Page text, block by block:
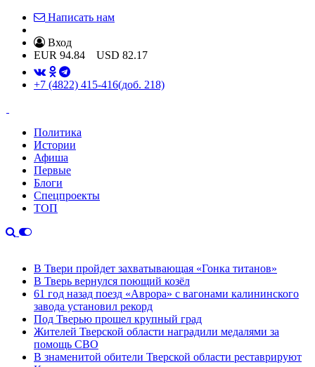
Написать нам
Вход
EUR 94.84 USD 82.17
+7 (4822) 415-416(доб. 218)
Политика
Истории
Афиша
Первые
Блоги
Спецпроекты
ТОП
В Твери пройдет захватывающая «Гонка титанов»
В Тверь вернулся поющий козёл
61 год назад поезд «Аврора» с вагонами калининского
завода установил рекорд
Под Тверью прошел крупный град
Жителей Тверской области наградили медалями за
помощь СВО
В знаменитой обители Тверской области реставрируют